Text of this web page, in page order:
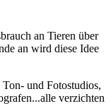
an Tieren über
an wird diese Idee
und Fotostudios,
verzichten